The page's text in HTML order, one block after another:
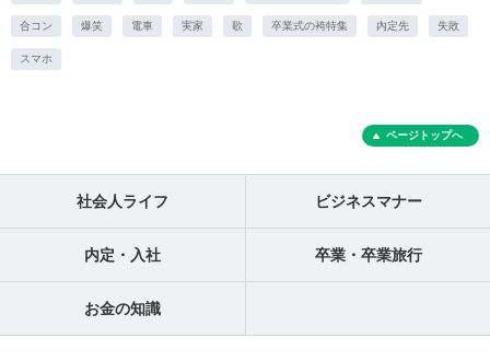
合コン 爆笑 電車 実家 歌 卒業式の袴特集 内定先 失敗
スマホ
ページトップへ
社会人ライフ ビジネスマナー
内定・入社 卒業・卒業旅行
お金の知識